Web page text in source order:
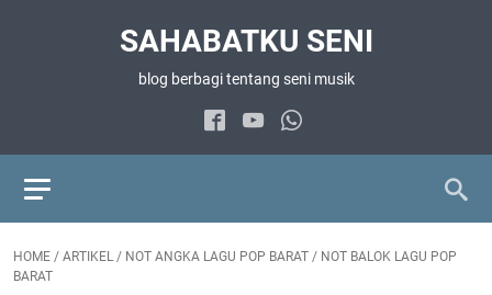
SAHABATKU SENI
blog berbagi tentang seni musik
HOME / ARTIKEL / NOT ANGKA LAGU POP BARAT / NOT BALOK LAGU POP
BARAT